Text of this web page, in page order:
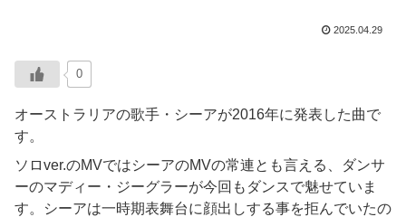
2025.04.29
0
オーストラリアの歌手・シーアが2016年に発表した曲で
す。
ソロver.のMVではシーアのMVの常連とも言える、ダンサ
ーのマディー・ジーグラーが今回もダンスで魅せていま
す。シーアは一時期表舞台に顔出しする事を拒んでいたの